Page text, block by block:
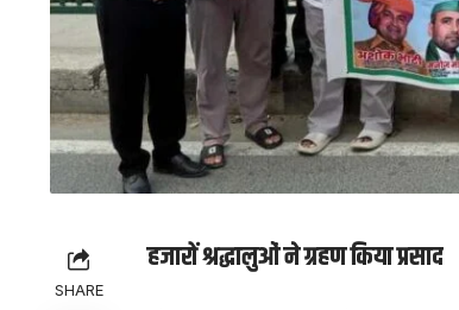
SHARE
हजारों श्रद्धालुओं ने ग्रहण किया प्रसाद